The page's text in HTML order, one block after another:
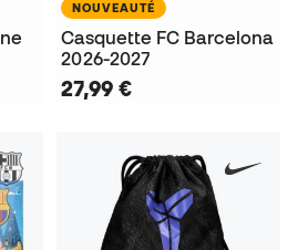
NOUVEAUTÉ
Casquette FC Barcelona
2026-2027
27,99 €